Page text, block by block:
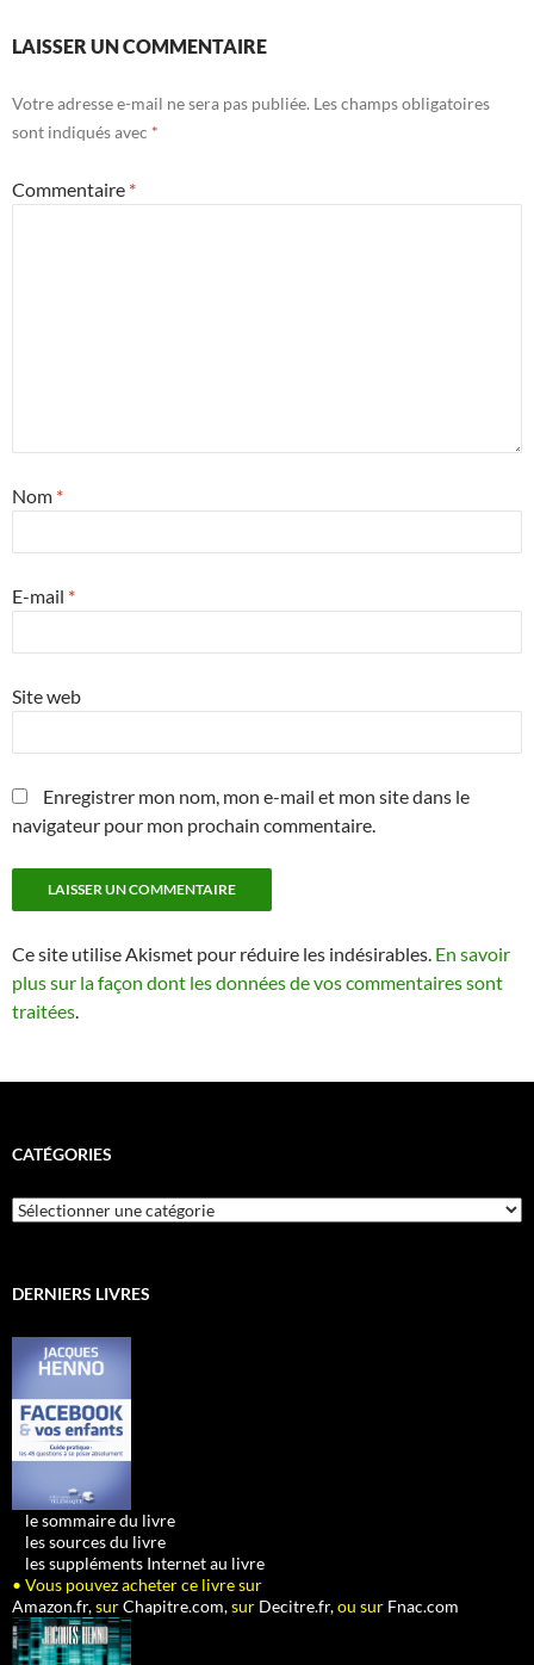
LAISSER UN COMMENTAIRE
Votre adresse e-mail ne sera pas publiée. Les champs obligatoires
sont indiqués avec *
Commentaire *
Nom *
E-mail *
Site web
Enregistrer mon nom, mon e-mail et mon site dans le
navigateur pour mon prochain commentaire.
Ce site utilise Akismet pour réduire les indésirables. En savoir
plus sur la façon dont les données de vos commentaires sont
traitées.
CATÉGORIES
Catégories
DERNIERS LIVRES
le sommaire du livre
les sources du livre
les suppléments Internet au livre
• Vous pouvez acheter ce livre sur
Amazon.fr,surChapitre.com,sur Decitre.fr,ou sur Fnac.com